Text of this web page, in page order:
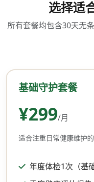
选择适
所有套餐均包含30天无
基础守护套餐
¥299/月
适合注重日常健康维护
年度体检1次（基